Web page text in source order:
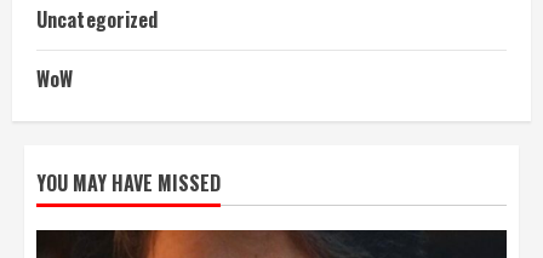
Uncategorized
WoW
YOU MAY HAVE MISSED